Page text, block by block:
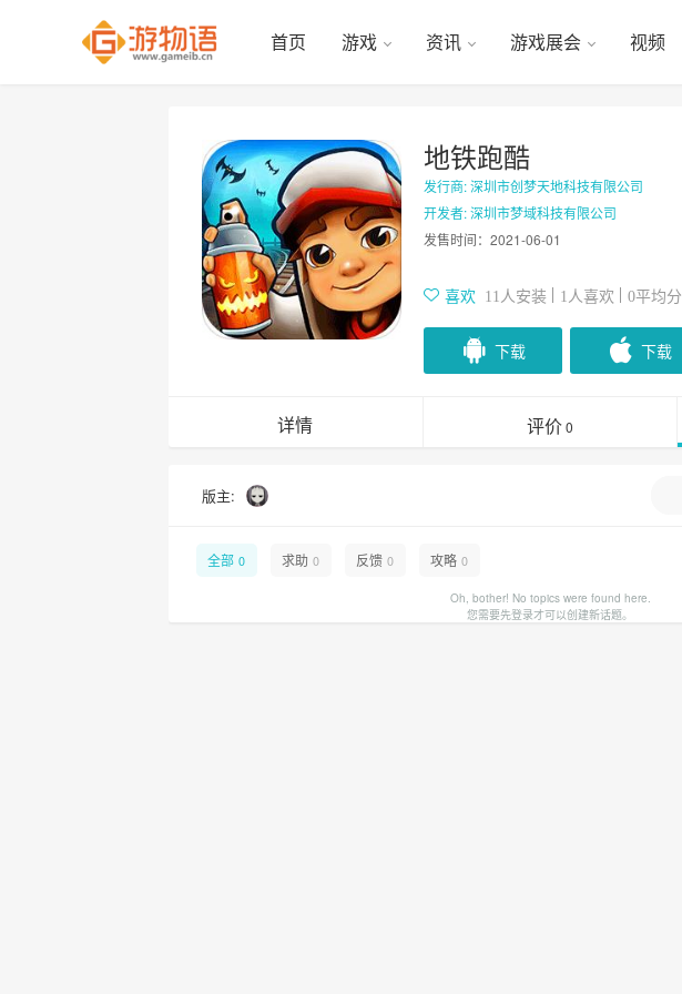
首页 游戏 资讯 游戏展会 视频
地铁跑酷
发行商: 深圳市创梦天地科技有限公司
开发者: 深圳市梦域科技有限公司
发售时间： 2021-06-01
喜欢 11 人安装 1 人喜欢 0平均分
下载 下载
详情 评价0
版主:
全部 0 求助 0 反馈 0 攻略 0
Oh, bother! No topics were found here.
您需要先登录才可以创建新话题。